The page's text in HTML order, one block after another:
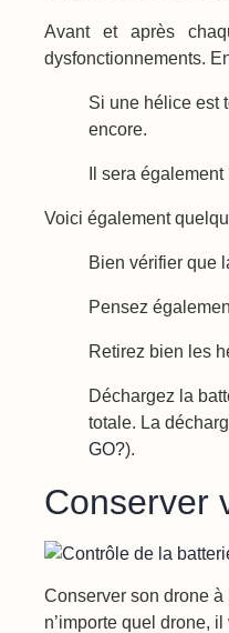
Avant et après
dysfonctionnements.
Si une hélice est
encore.
Il sera
Voici également
Bien vérifier que
Pensez
Retirez bien les
Déchargez la
totale. La
GO?).
Conserver
Conserver son drone à
n’importe quel drone,